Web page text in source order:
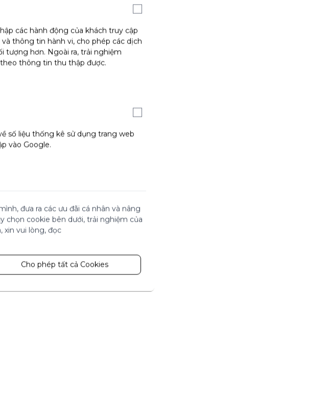
các hành động của khách truy cập
thông tin hành vi, cho phép các dịch
tượng hơn. Ngoài ra, trải nghiệm
thông tin thu thập được.
số liệu thống kê sử dụng trang web
vào Google.
đưa ra các ưu đãi cá nhân và nâng
chọn cookie bên dưới, trải nghiệm của
xin vui lòng, đọc
Cho phép tất cả Cookies